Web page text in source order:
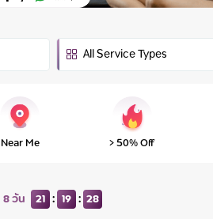
All Service Types
Near Me > 50% Off
8 วัน 21 : 19 : 23